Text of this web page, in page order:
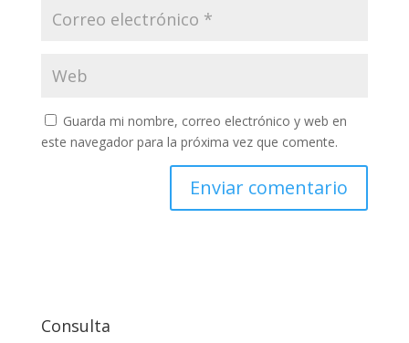
Guarda mi nombre, correo electrónico y web en
este navegador para la próxima vez que comente.
Consulta